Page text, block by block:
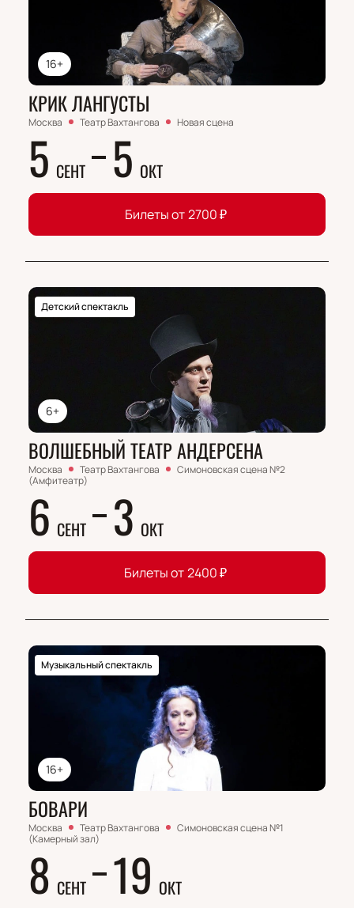
16+
КРИК ЛАНГУСТЫ
Москва Театр Вахтангова Новая сцена
5 СЕНТ 5 ОКТ
Билеты от 2700₽
6+
Детский спектакль
ВОЛШЕБНЫЙ ТЕАТР АНДЕРСЕНА
Москва Театр Вахтангова
Симоновская сцена №2
(Амфитеатр)
6 СЕНТ 3 ОКТ
Билеты от2400₽
16+
Музыкальный спектакль
БОВАРИ
Москва Театр Вахтангова
Симоновская сцена №1
(Камерный зал)
8 СЕНТ 19 ОКТ